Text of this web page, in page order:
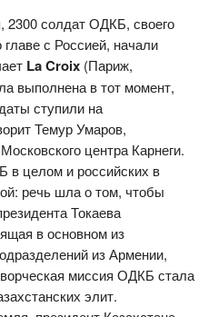
2300 солдат ОДКБ, своего
с Россией, начали
La Croix (Париж,
выполнена в тот момент,
ступили на
Темур Умаров,
центра Карнеги.
в целом и российских в
речь шла о том, чтобы
Токаева
в основном из
из Армении,
миссия ОДКБ стала
элит.